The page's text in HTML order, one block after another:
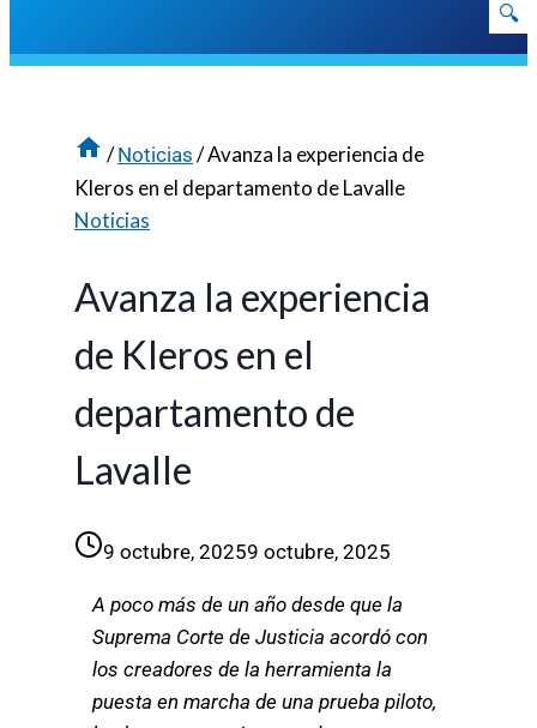
🔍
/ Noticias /Avanza la experiencia de
Kleros en el departamento de Lavalle
Noticias
Avanza la experiencia
de Kleros en el
departamento de
Lavalle
9 octubre, 20259 octubre, 2025
A poco más de un año desde que la
Suprema Corte de Justicia acordó con
los creadores de la herramienta la
puesta en marcha de una prueba piloto,